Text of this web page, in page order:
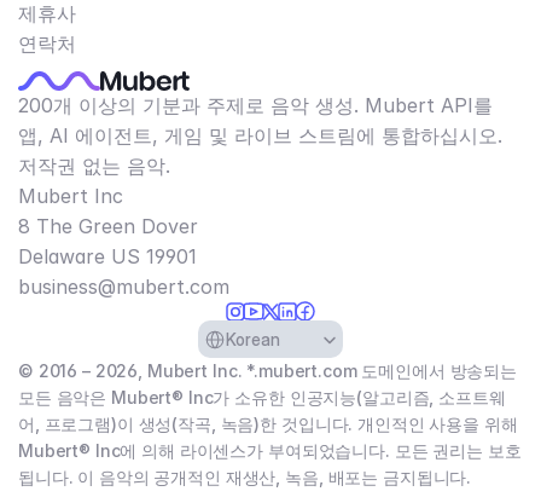
제휴사
연락처
200개 이상의 기분과 주제로 음악 생성. Mubert API를
앱, AI 에이전트, 게임 및 라이브 스트림에 통합하십시오.
저작권 없는 음악.
Mubert Inc
8 The Green Dover
Delaware US 19901​
business@mubert.com
Select Language
Korean
© 2016 – 2026, Mubert Inc. *.mubert.com 도메인에서 방송되는
모든 음악은 Mubert® Inc가 소유한 인공지능(알고리즘, 소프트웨
어, 프로그램)이 생성(작곡, 녹음)한 것입니다. 개인적인 사용을 위해
Mubert® Inc에 의해 라이센스가 부여되었습니다. 모든 권리는 보호
됩니다. 이 음악의 공개적인 재생산, 녹음, 배포는 금지됩니다.